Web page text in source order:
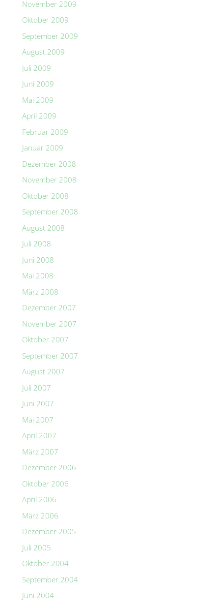
November 2009
Oktober 2009
September 2009
August 2009
Juli 2009
Juni 2009
Mai 2009
April 2009
Februar 2009
Januar 2009
Dezember 2008
November 2008
Oktober 2008
September 2008
August 2008
Juli 2008
Juni 2008
Mai 2008
März 2008
Dezember 2007
November 2007
Oktober 2007
September 2007
August 2007
Juli 2007
Juni 2007
Mai 2007
April 2007
März 2007
Dezember 2006
Oktober 2006
April 2006
März 2006
Dezember 2005
Juli 2005
Oktober 2004
September 2004
Juni 2004